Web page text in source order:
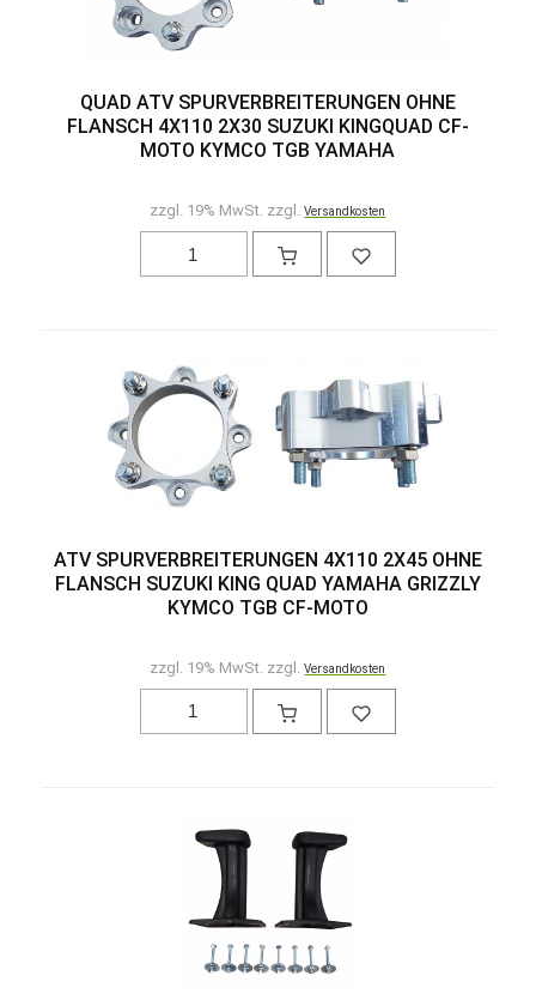
QUAD ATV SPURVERBREITERUNGEN OHNE
FLANSCH 4X110 2X30 SUZUKI KINGQUAD CF-
MOTO KYMCO TGB YAMAHA
zzgl. 19% MwSt. zzgl.Versandkosten
ATV SPURVERBREITERUNGEN 4X110 2X45 OHNE
FLANSCH SUZUKI KING QUAD YAMAHA GRIZZLY
KYMCO TGB CF-MOTO
zzgl. 19% MwSt. zzgl.Versandkosten